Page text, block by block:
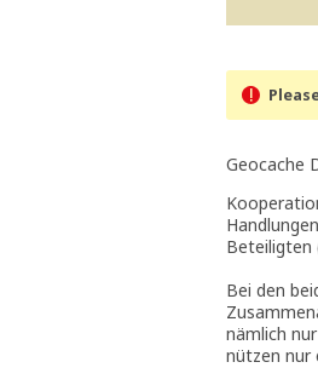
Geocache
Beteiligten
Bei den
nämlich
nützen nur